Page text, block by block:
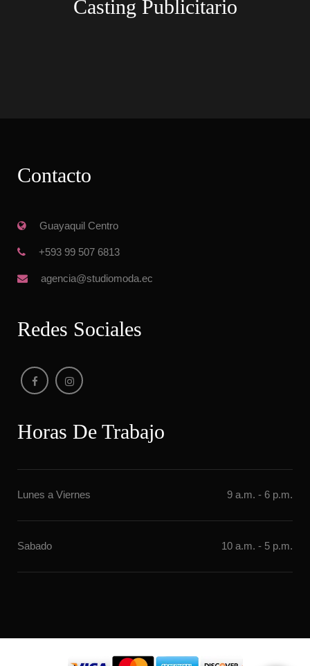
Casting Publicitario
Contacto
Guayaquil Centro
+593 99 507 6813
agencia@studiomoda.ec
Redes Sociale
Horas De Trabajo
Lunes a Vierne 9 a.m. - 6 p.m.
Sabado 10 a.m. - 5 p.m.